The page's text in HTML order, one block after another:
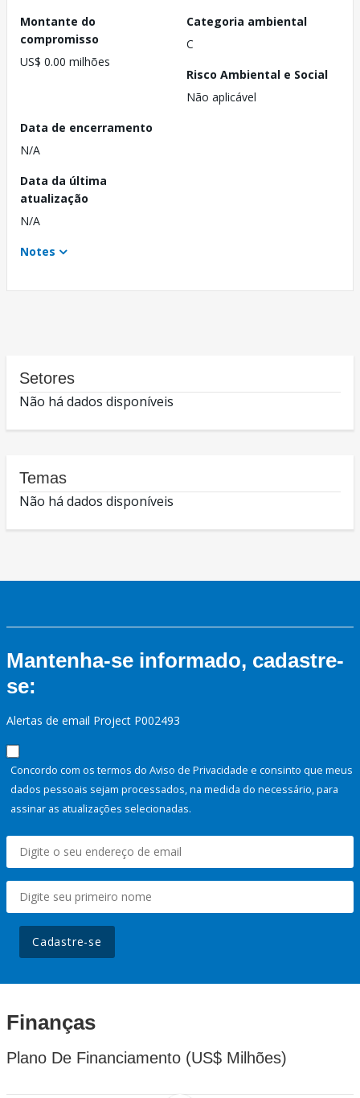
Montante do
compromisso
US$ 0.00 milhões
Categoria ambiental
C
Risco Ambiental e Social
Não aplicável
Data de encerramento
N/A
Data da última
atualização
N/A
Notes
Setores
Não há dados disponíveis
Temas
Não há dados disponíveis
Mantenha-se informado, cadastre-
se:
Alertas de email Project P002493
Concordo com os termos do Aviso de Privacidade e consinto que meus
dados pessoais sejam processados, na medida do necessário, para
assinar as atualizações selecionadas.
Cadastre-se
Finanças
Plano De Financiamento (US$ Milhões)